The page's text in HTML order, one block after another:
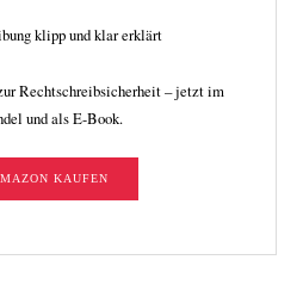
Rechtschreibsicherheit – jetzt im
und als E-Book.
KAUFEN